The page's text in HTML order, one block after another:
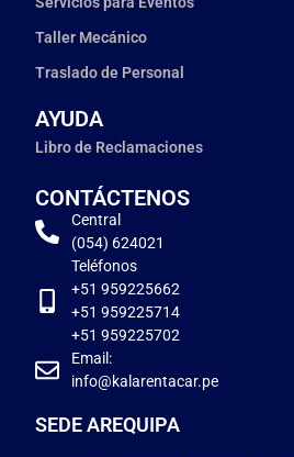
Taller Mecánico
Traslado de Personal
AYUDA
Libro de Reclamaciones
CONTÁCTENOS
Central
(054) 624021
Teléfonos
+51 959225662
+51 959225714
+51 959225702
Email:
info@kalarentacar.pe
SEDE AREQUIPA